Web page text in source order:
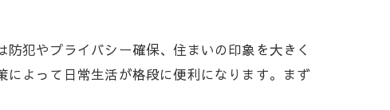
犯やプライバシー確保、住まいの印象を大きく
よって日常生活が格段に便利になります。まず